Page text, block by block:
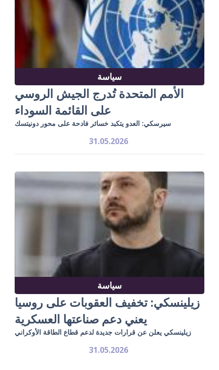
سياسة
الأمم المتحدة تُدرج الجيش الروسي
على القائمة السوداء
سيرسكي: العدو يتكبد خسائر فادحة على محور دونيتسك
31.05.2026
سياسة
زيلينسكي: تخفيف العقوبات على روسيا
يعني دعم صناعتها العسكرية
زيلينسكي يعلن عن قرارات جديدة لدعم قطاع الطاقة الأوكراني
31.05.2026